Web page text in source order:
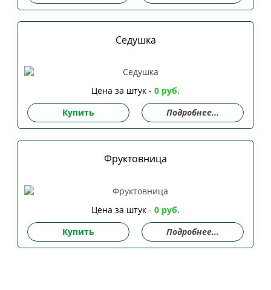
Седушка
Цена за штук - 0 руб.
Купить
Подробнее...
Фруктовница
Цена за штук - 0 руб.
Купить
Подробнее...